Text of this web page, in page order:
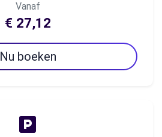
Vanaf
€ 27,12
Nu boeken